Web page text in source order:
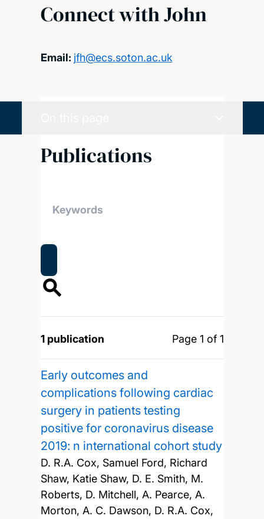
Connect with John
Email: jfh@ecs.soton.ac.uk
Publications
1 publication Page 1 of 1
Early outcomes and
complications following cardiac
surgery in patients testing
positive for coronavirus disease
2019: n international cohort study
D. R.A. Cox, Samuel Ford, Richard
Shaw, Katie Shaw, D. E. Smith, M.
Roberts, D. Mitchell, A. Pearce, A.
Morton, A. C. Dawson, D. R.A. Cox,